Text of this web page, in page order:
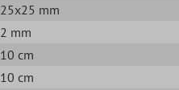
25x25 mm
2 mm
10 cm
10 cm